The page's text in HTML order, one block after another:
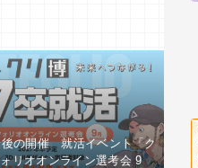
後の開催 就活イベント「ク
リオオンライン選考会 9